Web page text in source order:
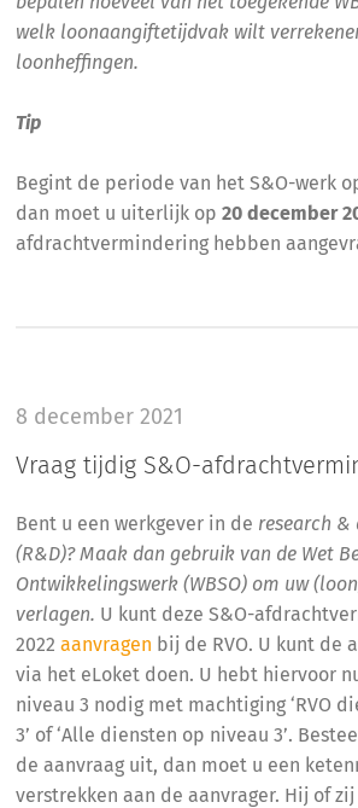
welk loonaangiftetijdvak wilt
loonheffingen.
Tip
Begint de periode van het S&O-werk
dan moet u uiterlijk op20 december
afdrachtvermindering hebben
8 december 2021
Vraag tijdig S&O-
Bent u een werkgever in de research &
(R&D)? Maak dan gebruik van de Wet
Ontwikkelingswerk (WBSO) om uw
verlagen. U kunt deze S&O-
2022aanvragen bij de RVO. U kunt de
via het eLoket doen. U hebt hiervoor
niveau 3 nodig met machtiging ‘RVO
3’ of ‘Alle diensten op niveau 3’.
de aanvraag uit, dan moet u een
verstrekken aan de aanvrager. Hij of